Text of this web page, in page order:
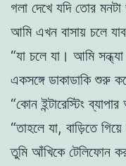
গলা দেখে যদি তাের মনটা
আমি এখন বাসায় চলে যাব
“যা চলে যা । আমি সন্ধ্যা
একসঙ্গে ডাকাডাকিশুরু
“কোনইন্টারেস্টিংব্যাপার
“তাহলে যা, বাড়িতে গিয়ে
তুমি আঁখিকে টেলিফোন